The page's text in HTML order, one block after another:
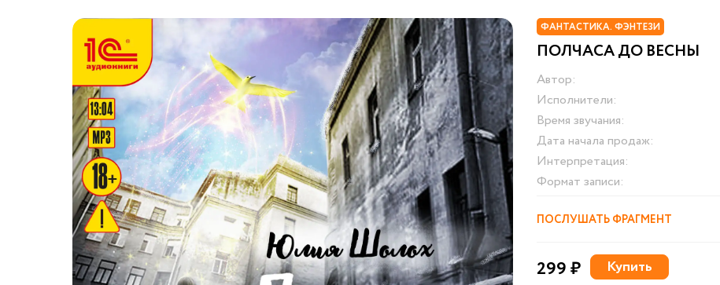
ФАНТАСТИКА. ФЭНТЕЗИ
ПОЛЧАСА ДО ВЕСНЫ
Автор:
Исполнители:
Время звучания:
Дата начала продаж:
Интерпретация:
Формат записи:
ПОСЛУШАТЬ ФРАГМЕНТ
299 ₽ Купить